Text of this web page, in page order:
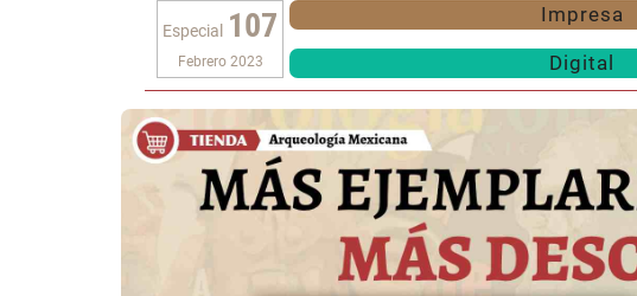
Especial 107
Febrero 2023
Impresa
Digital